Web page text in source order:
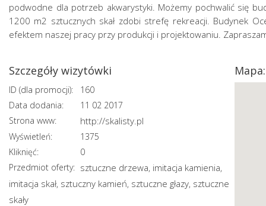
podwodne dla potrzeb akwarystyki. Możemy pochwalić się
1200 m2 sztucznych skał zdobi strefę rekreacji. Budynek
efektem naszej pracy przy produkcji i projektowaniu.
Szczegóły wizytówki
ID (dla promocji):
160
Data dodania:
11 02 2017
Strona www:
http://skalisty.pl
Wyświetleń:
1375
Kliknięć:
0
Przedmiot oferty: sztuczne drzewa, imitacja kamienia,
imitacja skał, sztuczny kamień, sztuczne głazy, sztuczne
skały
Mapa: